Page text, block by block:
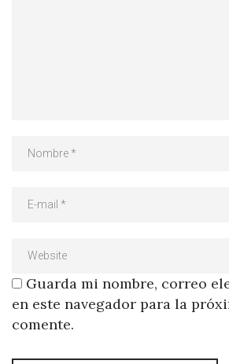
Guarda mi nombre, correo
en este navegador para la
comente.